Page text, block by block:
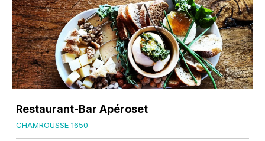
Restaurant-Bar Apéroset
CHAMROUSSE 1650